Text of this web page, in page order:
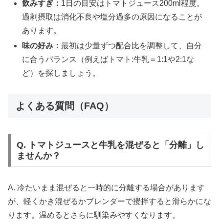
飲みすぎ： 1日の目安はトマトジュース200ml程度。
過剰摂取は消化不良や塩分過多の原因になることが
あります。
味の好み：最初は少量ずつ配合比を調整して、自分
に合うバランス（例えばトマト:牛乳＝1:1や2:1な
ど）を探しましょう。
よくある質問（FAQ）
Q. トマトジュースと牛乳を混ぜると「分離」し
ませんか？
A. 冷たいまま混ぜると一時的に分離する場合があります
が、軽くかき混ぜるかブレンダーで攪拌すると滑らかにな
ります。温めるとさらに馴染みやすくなります。